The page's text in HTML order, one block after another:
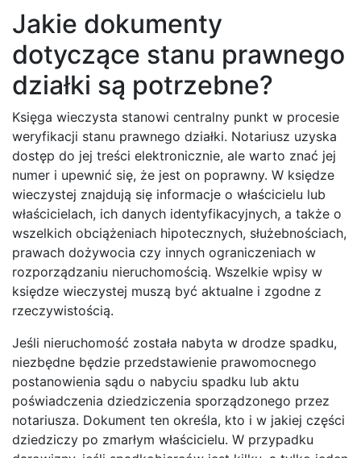
Jakie dokumenty
dotyczące stanu prawnego
działki są potrzebne?
Księga wieczysta stanowi centralny punkt w procesie
weryfikacji stanu prawnego działki. Notariusz uzyska
dostęp do jej treści elektronicznie, ale warto znać jej
numer i upewnić się, że jest on poprawny. W księdze
wieczystej znajdują się informacje o właścicielu lub
właścicielach, ich danych identyfikacyjnych, a także o
wszelkich obciążeniach hipotecznych, służebnościach,
prawach dożywocia czy innych ograniczeniach w
rozporządzaniu nieruchomością. Wszelkie wpisy w
księdze wieczystej muszą być aktualne i zgodne z
rzeczywistością.
Jeśli nieruchomość została nabyta w drodze spadku,
niezbędne będzie przedstawienie prawomocnego
postanowienia sądu o nabyciu spadku lub aktu
poświadczenia dziedziczenia sporządzonego przez
notariusza. Dokument ten określa, kto i w jakiej części
dziedziczy po zmarłym właścicielu. W przypadku